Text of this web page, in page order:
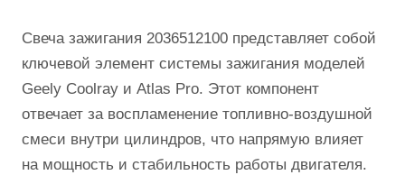
Свеча зажигания 2036512100 представляет собой
ключевой элемент системы зажигания моделей
Geely Coolray и Atlas Pro. Этот компонент
отвечает за воспламенение топливно-воздушной
смеси внутри цилиндров, что напрямую влияет
на мощность и стабильность работы двигателя.